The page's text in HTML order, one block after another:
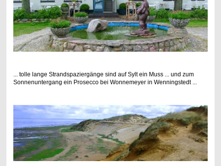
... tolle lange Strandspaziergänge sind auf Sylt ein Muss ... und zum
Sonnenuntergang ein Prosecco bei Wonnemeyer in Wenningstedt ...